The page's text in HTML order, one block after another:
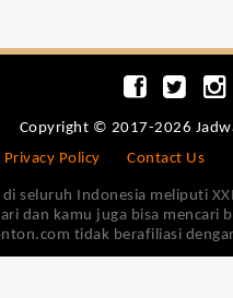
Copyright © 2017-2026
Privacy Policy Contact Us
Indonesia meliputi
dan kamu juga bisa mencari
tidak berafiliasi